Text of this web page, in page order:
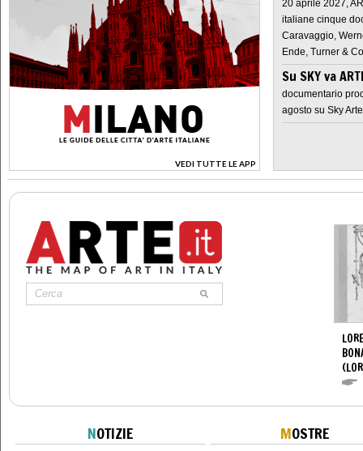
VEDI TUTTE LE APP
>
20 aprile 2027,
italiane cinque
Caravaggio,
Ende, Turner &
Su SKY va
documentario
agosto su Sky Arte
NOTIZIE MOSTRE